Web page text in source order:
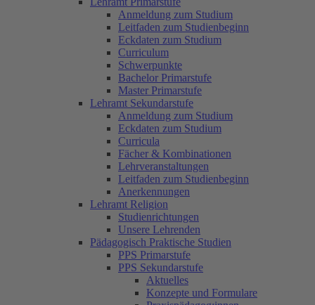
Anmeldung zum Studium
Leitfaden zum Studienbeginn
Eckdaten zum Studium
Curriculum
Schwerpunkte
Bachelor Primarstufe
Master Primarstufe
Lehramt Sekundarstufe
Anmeldung zum Studium
Eckdaten zum Studium
Curricula
Fächer & Kombinationen
Lehrveranstaltungen
Leitfaden zum Studienbeginn
Anerkennungen
Lehramt Religion
Studienrichtungen
Unsere Lehrenden
Pädagogisch Praktische Studien
PPS Primarstufe
PPS Sekundarstufe
Aktuelles
Konzepte und Formulare